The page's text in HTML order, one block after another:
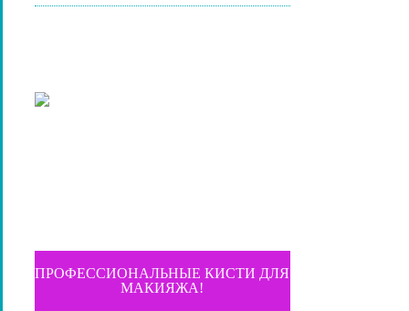
ПРОФЕССИОНАЛЬНЫЕ КИСТИ ДЛЯ
МАКИЯЖА!